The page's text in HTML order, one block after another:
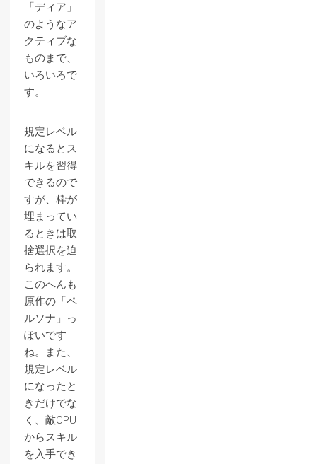
「ディア」
のようなア
クティブな
ものまで、
いろいろで
す。
規定レベル
になるとス
キルを習得
できるので
すが、枠が
埋まってい
るときは取
捨選択を迫
られます。
このへんも
原作の「ペ
ルソナ」っ
ぽいです
ね。また、
規定レベル
になったと
きだけでな
く、敵CPU
からスキル
を入手でき